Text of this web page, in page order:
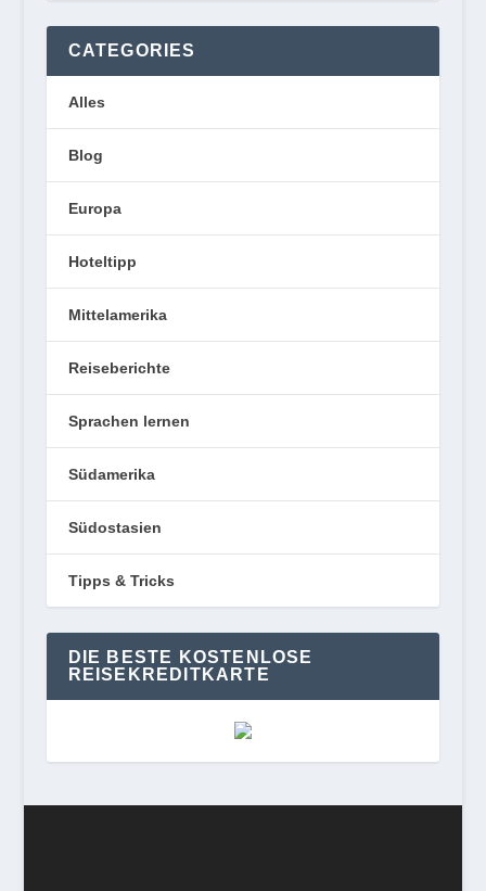
CATEGORIES
Alles
Blog
Europa
Hoteltipp
Mittelamerika
Reiseberichte
Sprachen lernen
Südamerika
Südostasien
Tipps & Tricks
DIE BESTE KOSTENLOSE
REISEKREDITKARTE